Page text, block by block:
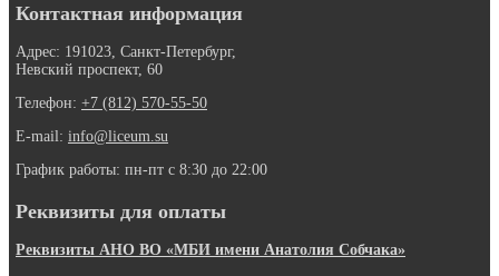
Контактная информация
Адрес: 191023, Санкт-Петербург,
Невский проспект, 60
Телефон: +7 (812) 570-55-50
E-mail: info@liceum.su
График работы: пн-пт с 8:30 до 22:00
Реквизиты для оплаты
Реквизиты АНО ВО «МБИ имени Анатолия Собчака»